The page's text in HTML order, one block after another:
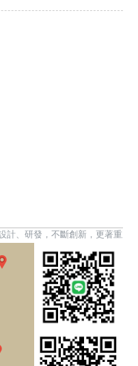
發，不斷創新，更著重產品的功